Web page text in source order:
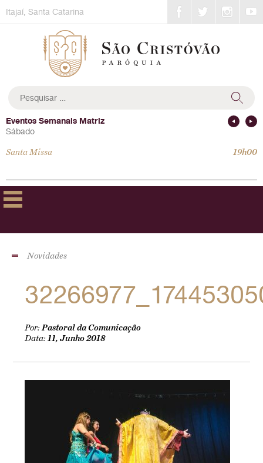
toItajaí, Santa Catarina
por:
Eventos Semanais Matriz
Sábado
Santa Missa 19h00
Novidades
Por:Pastoral da Comunicação
Data:11, Junho 2018